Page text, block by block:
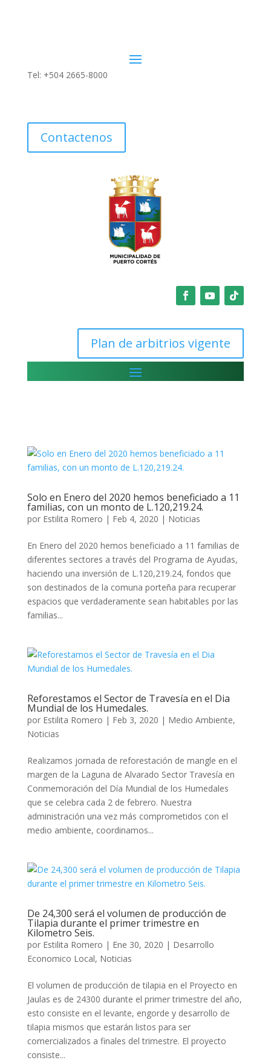
Tel: +504 2665-8000
Contactenos
Plan de arbitrios vigente
Solo en Enero del 2020 hemos beneficiado a 11
familias, con un monto de L.120,219.24.
por Estilita Romero | Feb 4, 2020 | Noticias
En Enero del 2020 hemos beneficiado a 11 familias de
diferentes sectores a través del Programa de Ayudas,
haciendo una inversión de L.120,219.24, fondos que
son destinados de la comuna porteña para recuperar
espacios que verdaderamente sean habitables por las
familias...
Reforestamos el Sector de Travesía en el Dia
Mundial de los Humedales.
por Estilita Romero | Feb 3, 2020 | Medio Ambiente,
Noticias
Realizamos jornada de reforestación de mangle en el
margen de la Laguna de Alvarado Sector Travesía en
Conmemoración del Día Mundial de los Humedales
que se celebra cada 2 de febrero. Nuestra
administración una vez más comprometidos con el
medio ambiente, coordinamos...
De 24,300 será el volumen de producción de
Tilapia durante el primer trimestre en
Kilometro Seis.
por Estilita Romero | Ene 30, 2020 | Desarrollo
Economico Local, Noticias
El volumen de producción de tilapia en el Proyecto en
Jaulas es de 24300 durante el primer trimestre del año,
esto consiste en el levante, engorde y desarrollo de
tilapia mismos que estarán listos para ser
comercializados a finales del trimestre. El proyecto
consiste...